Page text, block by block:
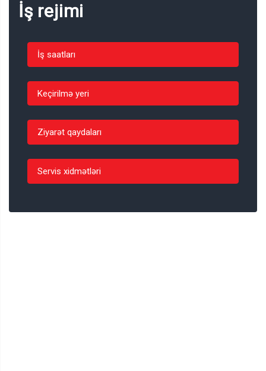
İş rejimi
İş saatları
Keçirilmə yeri
Ziyarət qaydaları
Servis xidmətləri